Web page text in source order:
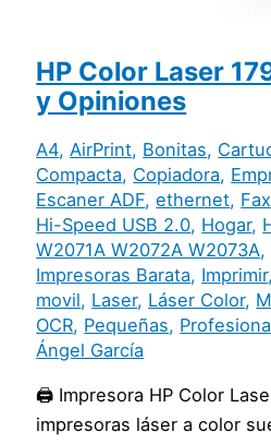
HP Color Laser
y Opiniones
A4, AirPrint, Bonitas,
Compacta, Copiadora,
Escaner ADF,ethernet, Fax
Hi-Speed USB 2.0, Hogar,
W2071A W2072A W2073A,
Impresoras Barata, Imprimir,
movil, Laser, Láser Color,
OCR, Pequeñas,
Ángel García
🖨️ Impresora HP Color
impresoras láser a color